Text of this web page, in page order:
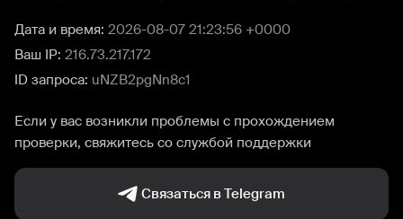
Дата и время: 2026-08-07 21:23:56 +0000
Ваш IP: 216.73.217.172
ID запроса: uNZB2pgNn8c1
Если у вас возникли проблемы с прохождением
проверки, свяжитесь со службой поддержки
Связаться в Telegram